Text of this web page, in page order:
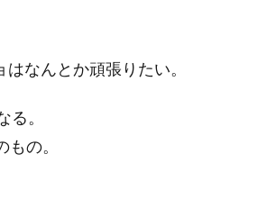
なんとか頑張りたい。
。
の。